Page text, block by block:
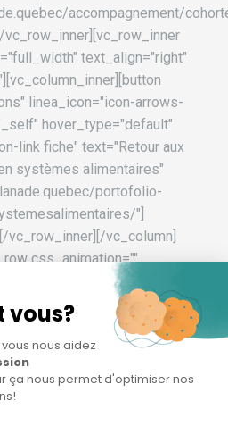
accompagnement/
vc_row_inner][vc_row_inner
text_align="right"
linea_icon="icon-arrows-
hover_type="default"
link fiche" text="Retour aux
systèmes alimentaires"
portofolio-
"]
vc_row_inner][/vc_column]
css_animation=""
angled_section="no"
row_type="row"